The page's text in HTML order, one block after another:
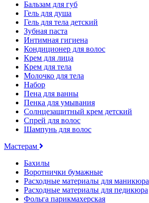
Бальзам для губ
Гель для душа
Гель для тела детский
Зубная паста
Интимная гигиена
Кондиционер для волос
Крем для лица
Крем для тела
Молочко для тела
Набор
Пена для ванны
Пенка для умывания
Солнцезащитный крем детский
Спрей для волос
Шампунь для волос
Мастерам
Бахилы
Воротнички бумажные
Расходные материалы для маникюра
Расходные материалы для педикюра
Фольга парикмахерская